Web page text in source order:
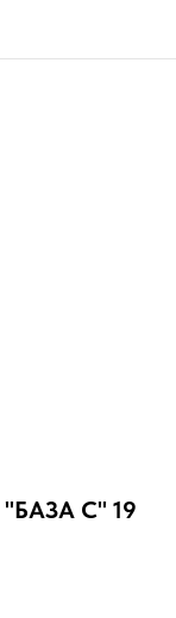
"БАЗА С" 19